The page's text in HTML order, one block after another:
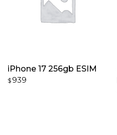
iPhone 17 256gb ESIM
$939